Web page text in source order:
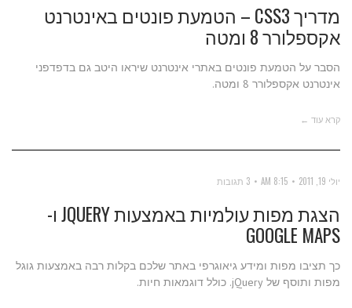
מדריך CSS3 – הטמעת פונטים באינטרנט
אקספלורר 8 ומטה
הסבר על הטמעת פונטים באתרי אינטרנט שיראו היטב גם בדפדפני
אינטרנט אקספלורר 8 ומטה.
קרא עוד ←
יולי 19, 2011 8:15 AM 3 תגובות
הצגת מפות עולמיות באמצעות JQUERY ו-
GOOGLE MAPS
כך תציבו מפות ומידע גיאוגרפי באתר שלכם בקלות רבה באמצעות גוגל
מפות ותוסף של jQuery. כולל דוגמאות חיות.